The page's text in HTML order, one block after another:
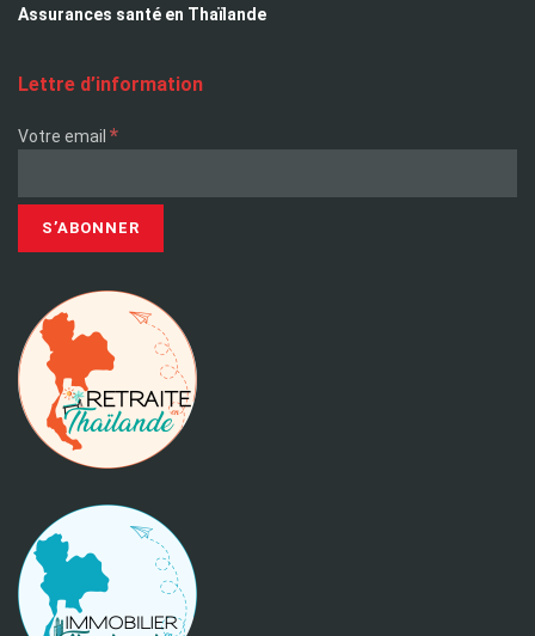
Assurances santé en Thaïlande
Lettre d’information
Votre email *